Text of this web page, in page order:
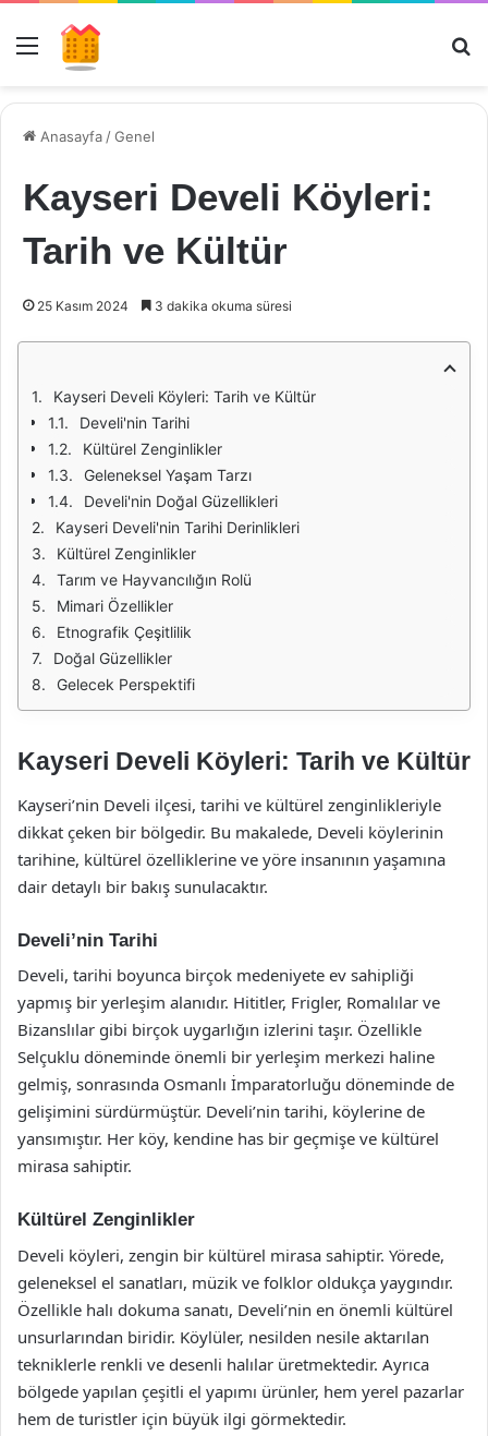
Menü
Anasayfa /Genel
Kayseri Develi Köyleri:
Tarih ve Kültür
25 Kasım 2024 3 dakika okuma süresi
Kayseri Develi Köyleri: Tarih ve Kültür
Develi'nin Tarihi
Kültürel Zenginlikler
Geleneksel Yaşam Tarzı
Develi'nin Doğal Güzellikleri
Kayseri Develi'nin Tarihi Derinlikleri
Kültürel Zenginlikler
Tarım ve Hayvancılığın Rolü
Mimari Özellikler
Etnografik Çeşitlilik
Doğal Güzellikler
Gelecek Perspektifi
Kayseri Develi Köyleri: Tarih ve Kültür
Kayseri’nin Develi ilçesi, tarihi ve kültürel zenginlikleriyle
dikkat çeken bir bölgedir. Bu makalede, Develi köylerinin
tarihine, kültürel özelliklerine ve yöre insanının yaşamına
dair detaylı bir bakış sunulacaktır.
Develi’nin Tarihi
Develi, tarihi boyunca birçok medeniyete ev sahipliği
yapmış bir yerleşim alanıdır. Hititler, Frigler, Romalılar ve
Bizanslılar gibi birçok uygarlığın izlerini taşır. Özellikle
Selçuklu döneminde önemli bir yerleşim merkezi haline
gelmiş, sonrasında Osmanlı İmparatorluğu döneminde de
gelişimini sürdürmüştür. Develi’nin tarihi, köylerine de
yansımıştır. Her köy, kendine has bir geçmişe ve kültürel
mirasa sahiptir.
Kültürel Zenginlikler
Develi köyleri, zengin bir kültürel mirasa sahiptir. Yörede,
geleneksel el sanatları, müzik ve folklor oldukça yaygındır.
Özellikle halı dokuma sanatı, Develi’nin en önemli kültürel
unsurlarından biridir. Köylüler, nesilden nesile aktarılan
tekniklerle renkli ve desenli halılar üretmektedir. Ayrıca
bölgede yapılan çeşitli el yapımı ürünler, hem yerel pazarlar
hem de turistler için büyük ilgi görmektedir.